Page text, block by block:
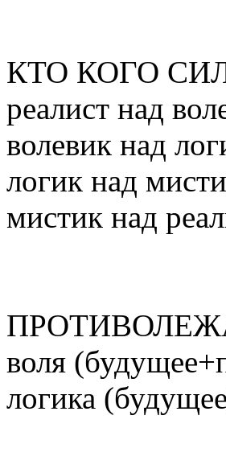
КТО КОГО
реалист над
волевик над
логик над
мистик над
воля
логика